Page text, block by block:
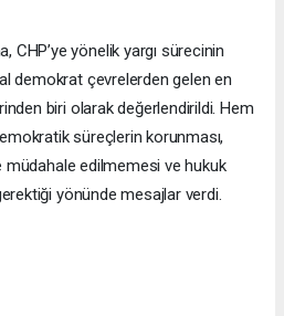
CHP’ye yönelik yargı sürecinin
demokrat çevrelerden gelen en
biri olarak değerlendirildi. Hem
süreçlerin korunması,
edilmemesi ve hukuk
yönünde mesajlar verdi.